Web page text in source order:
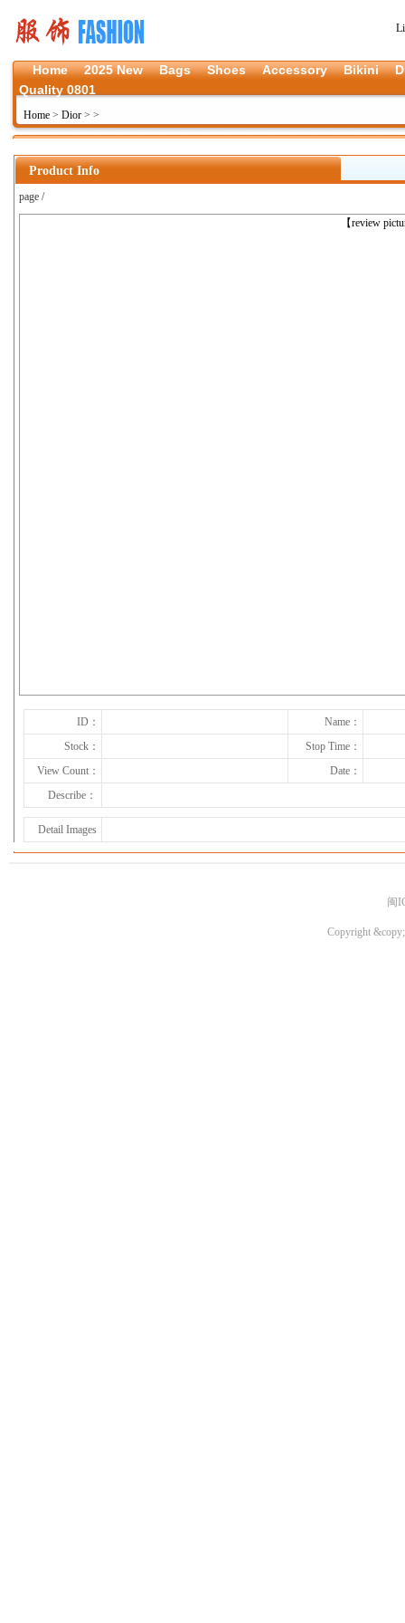
Home 2025 New Bags Shoes Accessory Bikini
Quality 0801
Home > Dior > >
Product Info
page /
【review
上一张
ID：
Name：
Stock：
Stop Time：
View Count：
Date：
Describe：
Detail Images
闽
Copyright